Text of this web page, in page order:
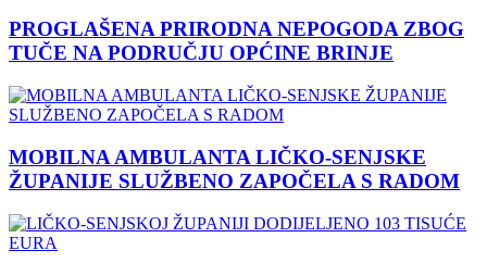
PROGLAŠENA PRIRODNA NEPOGODA ZBOG
TUČE NA PODRUČJU OPĆINE BRINJE
MOBILNA AMBULANTA LIČKO-SENJSKE
ŽUPANIJE SLUŽBENO ZAPOČELA S RADOM